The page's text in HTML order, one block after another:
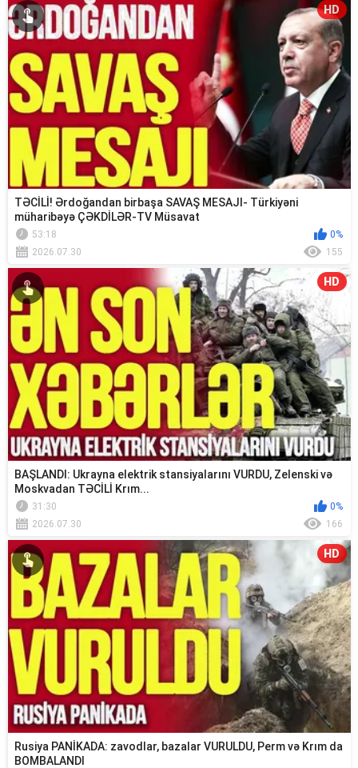
HD
TƏCİLİ! Ərdoğandan birbaşa SAVAŞ MESAJI- Türkiyəni
müharibəyə ÇƏKDİLƏR-TV Müsavat
53:18
0%
2026.07.30
155
HD
BAŞLANDI: Ukrayna elektrik stansiyalarını VURDU, Zelenski və
Moskvadan TƏCİLİ Krım...
31:30
0%
2026.07.30
166
HD
Rusiya PANİKADA: zavodlar, bazalar VURULDU, Perm və Krım da
BOMBALANDI